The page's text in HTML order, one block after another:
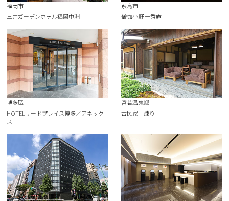
福岡市
三井ガーデンホテル福岡中洲
糸島市
僧伽小野 一秀庵
博多區
HOTELサードプレイス博多／アネック
ス
宮若溫泉鄉
古民家 煉り